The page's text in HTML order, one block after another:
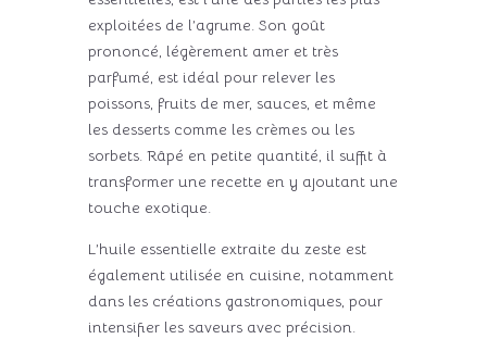
exploitées de l’agrume. Son goût
prononcé, légèrement amer et très
parfumé, est idéal pour relever les
poissons, fruits de mer, sauces, et même
les desserts comme les crèmes ou les
sorbets. Râpé en petite quantité, il suffit à
transformer une recette en y ajoutant une
touche exotique.
L’huile essentielle extraite du zeste est
également utilisée en cuisine, notamment
dans les créations gastronomiques, pour
intensifier les saveurs avec précision.